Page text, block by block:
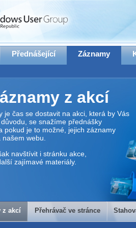
Přednášející Záznamy
z akcí
je čas se dostavit na akci, která by Vás
se snažíme přednášky
pokud je to možné, jejich záznamy
webu.
navštívit i stránku akce,
zajímavé materiály.
ve stránce
z akcí Přehrávač ve stránce